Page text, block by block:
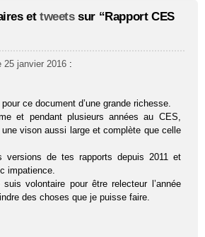
et tweetssur “Rapport CES
25 janvier 2016 :
ce document d’une grande richesse.
et pendant plusieurs années au CES,
vison aussi large et complète que celle
versions de tes rapports depuis 2011 et
impatience.
volontaire pour être relecteur l’année
des choses que je puisse faire.